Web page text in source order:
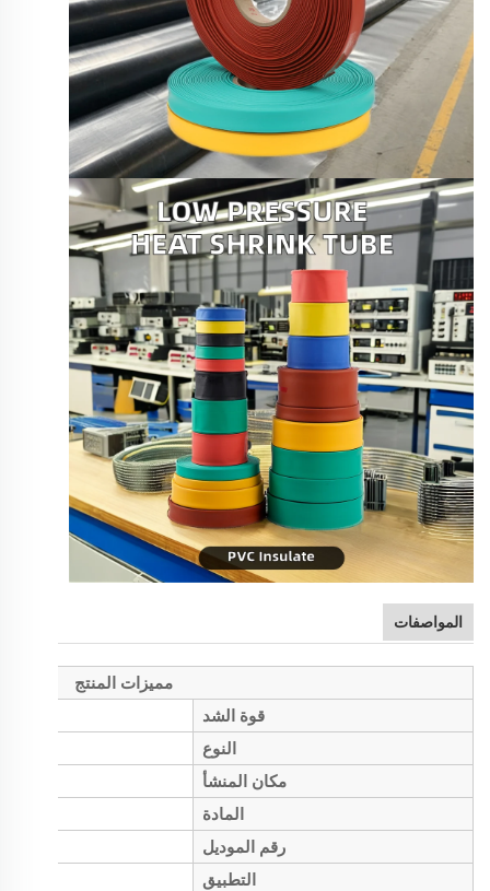
المواصفات
مميزات المنتج
قوة الشد
النوع
مكان المنشأ
المادة
رقم الموديل
التطبيق